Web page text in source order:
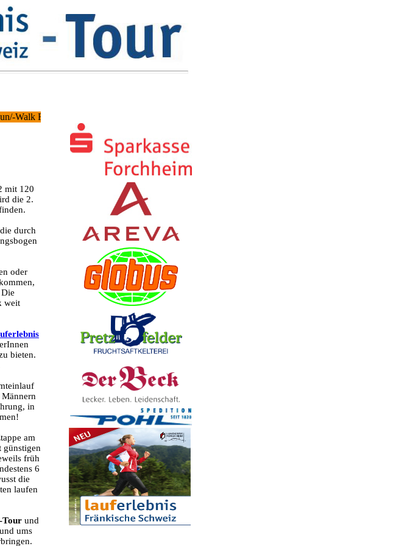
Walk Frankenweg-Lauf zusätzlich zum Fränkische Schweiz-Marathon veranstaltet, wird es
mit 120
die 2.
durch
oder
weit
bieten.
in
am
günstigen
früh
6
die
laufen
Tourund
ums